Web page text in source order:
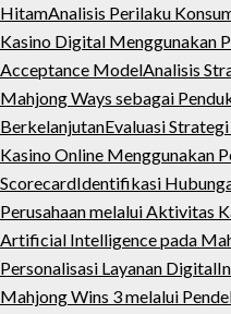
HitamAnalisis Perilaku
Kasino Digital Menggunakan
Acceptance ModelAnalisis
Mahjong Ways sebagai
BerkelanjutanEvaluasi
Kasino Online Menggunakan
ScorecardIdentifikasi
Perusahaan melalui Aktivitas
Artificial Intelligence pada
Personalisasi Layanan Digital
Mahjong Wins 3 melalui